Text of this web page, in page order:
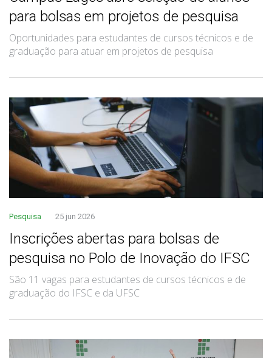
para bolsas em projetos de pesquisa
Oportunidades para estudantes de cursos técnicos e de
graduação para atuar em projetos de pesquisa
Pesquisa 25 jun 2026
Inscrições abertas para bolsas de
pesquisa no Polo de Inovação do IFSC
São 11 vagas para estudantes de cursos técnicos e de
graduação do IFSC e da UFSC